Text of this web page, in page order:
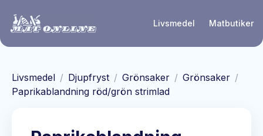
Livsmedel Matbutiker
Livsmedel / Djupfryst / Grönsaker / Grönsaker /
Paprikablandning röd/grön strimlad